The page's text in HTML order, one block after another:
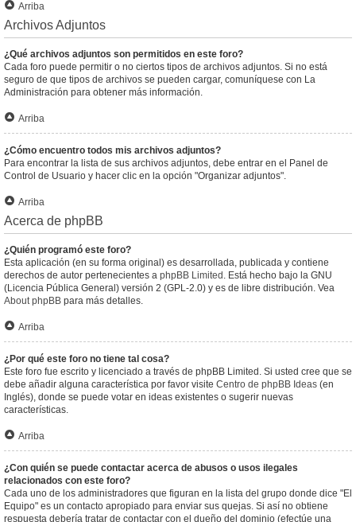
Arriba
Archivos Adjuntos
¿Qué archivos adjuntos son permitidos en este foro?
Cada foro puede permitir o no ciertos tipos de archivos adjuntos. Si no está
seguro de que tipos de archivos se pueden cargar, comuníquese con La
Administración para obtener más información.
Arriba
¿Cómo encuentro todos mis archivos adjuntos?
Para encontrar la lista de sus archivos adjuntos, debe entrar en el Panel de
Control de Usuario y hacer clic en la opción "Organizar adjuntos".
Arriba
Acerca de phpBB
¿Quién programó este foro?
Esta aplicación (en su forma original) es desarrollada, publicada y contiene
derechos de autor pertenecientes a phpBB Limited . Está hecho bajo la GNU
(Licencia Pública General) versión 2 (GPL-2.0) y es de libre distribución. Vea
About phpBB para más detalles.
Arriba
¿Por qué este foro no tiene tal cosa?
Este foro fue escrito y licenciado a través de phpBB Limited. Si usted cree que se
debe añadir alguna característica por favor visite Centro de phpBB Ideas (en
Inglés), donde se puede votar en ideas existentes o sugerir nuevas
características.
Arriba
¿Con quién se puede contactar acerca de abusos o usos ilegales
relacionados con este foro?
Cada uno de los administradores que figuran en la lista del grupo donde dice "El
Equipo" es un contacto apropiado para enviar sus quejas. Si así no obtiene
respuesta debería tratar de contactar con el dueño del dominio (efectúe una